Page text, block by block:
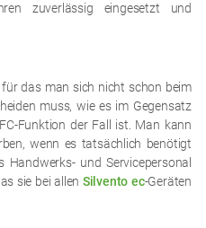
zuverlässig eingesetzt und
das man sich nicht schon beim
muss, wie es im Gegensatz
Funktion der Fall ist. Man kann
wenn es tatsächlich benötigt
und Servicepersonal
sie bei allen Silvento ec-Geräten